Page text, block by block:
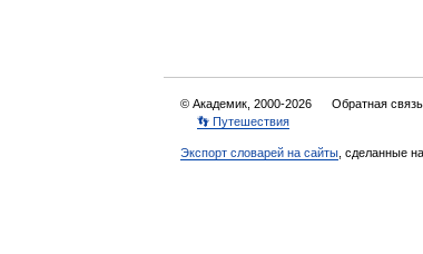
© Академик, 2000-2026 Обратная
👣 Путешествия
Экспорт словарей на сайты , сделанные